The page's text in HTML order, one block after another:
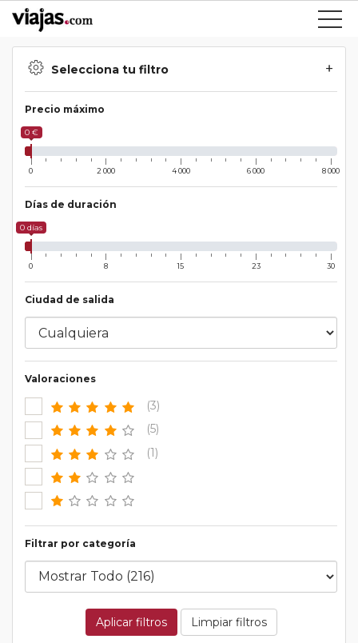
Selecciona tu filtro
Precio máximo
0 €
0 2 000 4 000 6 000 8 000
Días de duración
0 días
0 8 15 23 30
Ciudad de salida
Valoraciones
(3)
(5)
(1)
Filtrar por categoría
Aplicar filtros Limpiar filtros